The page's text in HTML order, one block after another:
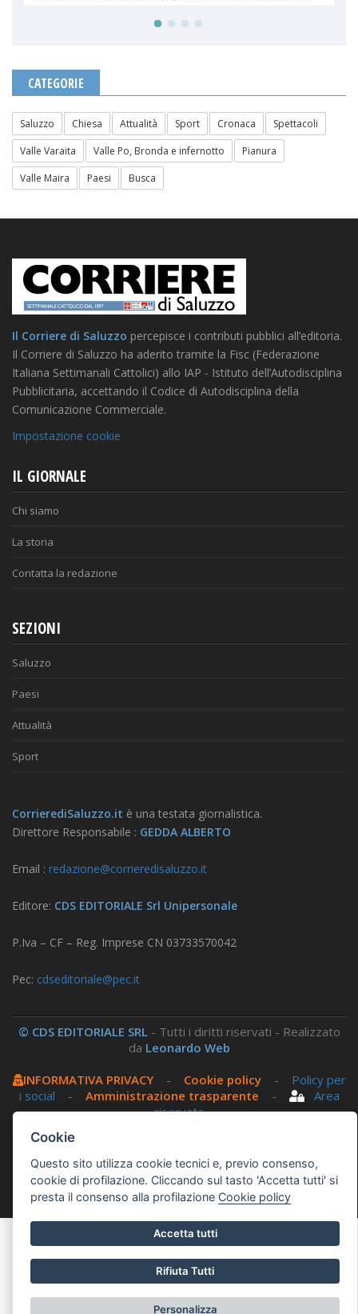
CATEGORIE
Saluzzo Chiesa Attualità Sport Cronaca
Spettacoli
Valle Varaita
Valle Po, Bronda e infernotto
Pianura
Valle Maira
Paesi Busca
Il Corriere di Saluzzo percepisce i contributi pubblici all’editoria.
Il Corriere di Saluzzo ha aderito tramite la Fisc (Federazione
Italiana Settimanali Cattolici) allo IAP - Istituto dell’Autodisciplina
Pubblicitaria, accettando il Codice di Autodisciplina della
Comunicazione Commerciale.
Impostazione cookie
IL GIORNALE
Chi siamo
La storia
Contatta la redazione
SEZIONI
Saluzzo
Paesi
Attualità
Sport
CorrierediSaluzzo.it è una testata giornalistica.
Direttore Responsabile : GEDDA ALBERTO
Email : redazione@corrieredisaluzzo.it
Editore: CDS EDITORIALE Srl Unipersonale
P.Iva – CF – Reg. Imprese CN 03733570042
Pec: cdseditoriale@pec.it
© CDS EDITORIALE SRL - Tutti i diritti riservati - Realizzato
da Leonardo Web
INFORMATIVA PRIVACY- Cookie policy- Policy per
i social - Amministrazione trasparente -
Area
riservata
Questo sito utilizza, nella versione per UTENTI CON
DISLESSIA,Biancoenero ®, una font italiana ad Alta
Leggibilità.
Cookie
Questo sito utilizza cookie tecnici e, previo consenso,
cookie di profilazione. Cliccando sul tasto 'Accetta tutti' si
presta il consenso alla profilazione Cookie policy
Accetta tutti
Rifiuta Tutti
Personalizza